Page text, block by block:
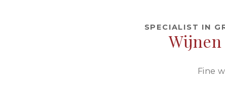
SPECIALIST IN
Fine